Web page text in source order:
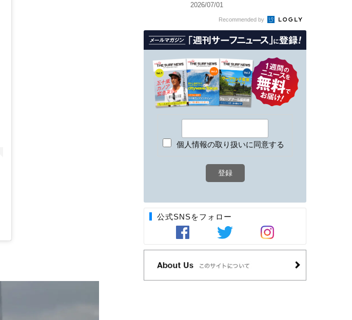
2026/07/01
Recommended by
個人情報の取り扱いに同意する
公式SNSをフォロー